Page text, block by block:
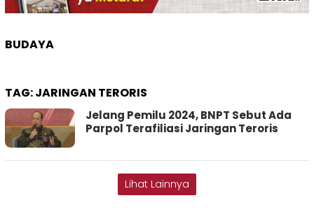
BUDAYA
TAG:JARINGAN TERORIS
Jelang Pemilu 2024, BNPT Sebut Ada
Parpol Terafiliasi Jaringan Teroris
Lihat Lainnya